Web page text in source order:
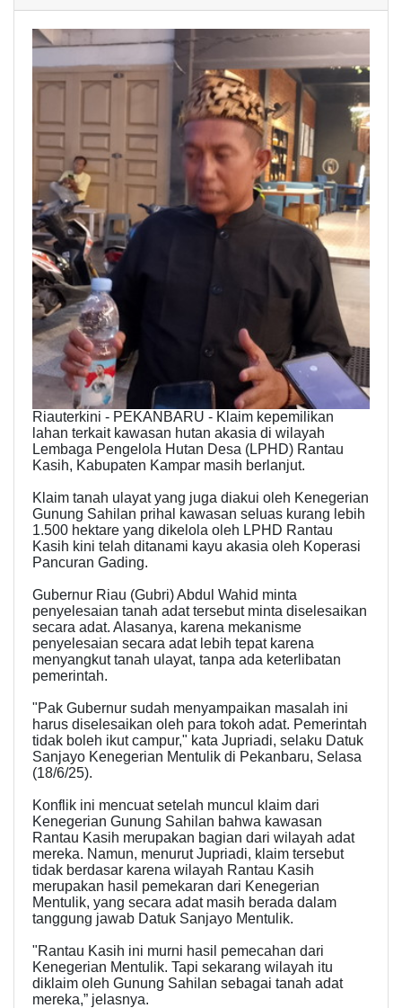
Riauterkini - PEKANBARU - Klaim kepemilikan
lahan terkait kawasan hutan akasia di wilayah
Lembaga Pengelola Hutan Desa (LPHD) Rantau
Kasih, Kabupaten Kampar masih berlanjut.
Klaim tanah ulayat yang juga diakui oleh Kenegerian
Gunung Sahilan prihal kawasan seluas kurang lebih
1.500 hektare yang dikelola oleh LPHD Rantau
Kasih kini telah ditanami kayu akasia oleh Koperasi
Pancuran Gading.
Gubernur Riau (Gubri) Abdul Wahid minta
penyelesaian tanah adat tersebut minta diselesaikan
secara adat. Alasanya, karena mekanisme
penyelesaian secara adat lebih tepat karena
menyangkut tanah ulayat, tanpa ada keterlibatan
pemerintah.
"Pak Gubernur sudah menyampaikan masalah ini
harus diselesaikan oleh para tokoh adat. Pemerintah
tidak boleh ikut campur," kata Jupriadi, selaku Datuk
Sanjayo Kenegerian Mentulik di Pekanbaru, Selasa
(18/6/25).
Konflik ini mencuat setelah muncul klaim dari
Kenegerian Gunung Sahilan bahwa kawasan
Rantau Kasih merupakan bagian dari wilayah adat
mereka. Namun, menurut Jupriadi, klaim tersebut
tidak berdasar karena wilayah Rantau Kasih
merupakan hasil pemekaran dari Kenegerian
Mentulik, yang secara adat masih berada dalam
tanggung jawab Datuk Sanjayo Mentulik.
"Rantau Kasih ini murni hasil pemecahan dari
Kenegerian Mentulik. Tapi sekarang wilayah itu
diklaim oleh Gunung Sahilan sebagai tanah adat
mereka,” jelasnya.